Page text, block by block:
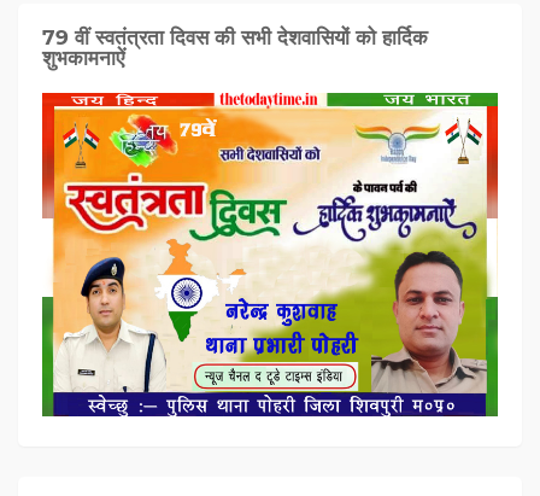
79 वीं स्वतंत्रता दिवस की सभी देशवासियों को हार्दिक
शुभकामनाऐं